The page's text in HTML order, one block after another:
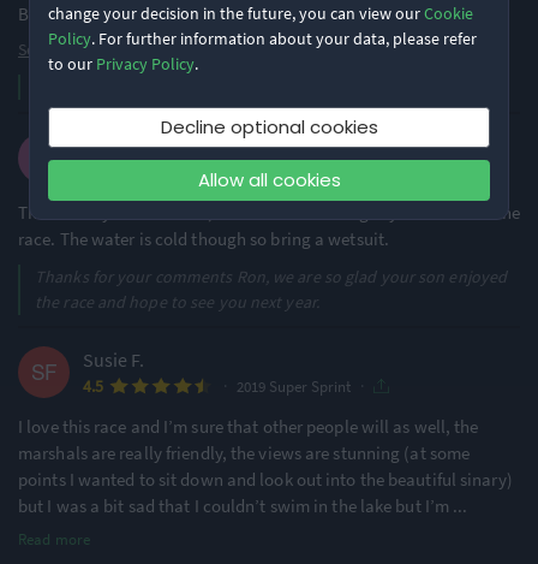
change your decision in the future, you can view ourCookie
Policy. For further information about your data, please refer
to our Privacy Policy.
Decline optional cookies
Allow all cookies
Bonne organisation. Distances trop petites !
See translation
Ron S.
2021 Panthére Rose 8-10 ans
This was my son's first tri, and he loved it. I hightly recommend the
race. The water is cold though so bring a wetsuit.
Thanks for your comments Ron, we are so glad your son enjoyed
the race and hope to see you next year.
Susie F.
4.5 2019 Super Sprint
I love this race and I’m sure that other people will as well, the
marshals are really friendly, the views are stunning (at some
points I wanted to sit down and look out into the beautiful sinary)
but I was a bit sad that I couldn’t swim in the lake but I’m ...
Read more